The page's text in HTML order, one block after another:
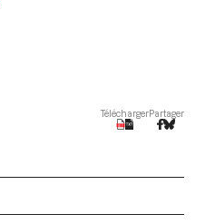
TéléchargerPartager